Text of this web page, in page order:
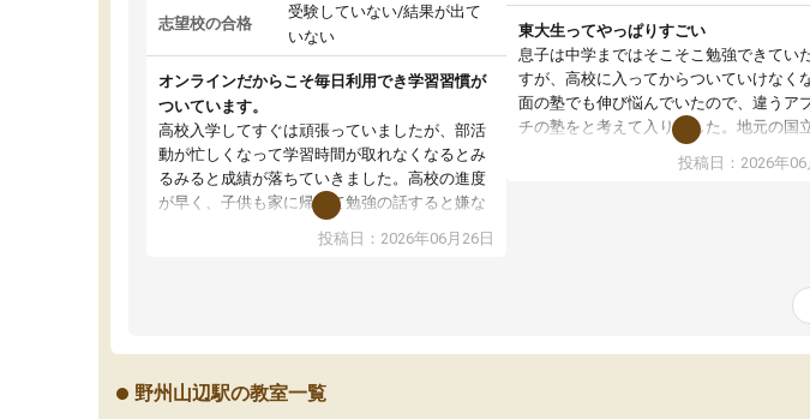
志望校の合格
受験していない/結果が出て
いない
オンラインだからこそ毎日利用でき学習習慣が
ついています。
高校入学してすぐは頑張っていましたが、部活
動が忙しくなって学習時間が取れなくなるとみ
るみると成績が落ちていきました。高校の進度
が早く、子供も家に帰って勉強の話すると嫌な
反応を示します。東大先生にお願いしてからは
効率的な計画を先生が立ててくれるので、親と
投稿日：2026年06月26日
東大生ってやっぱりすごい
息子は中学まではそこそこ勉強できてい
すが、高校に入ってからついていけなく
面の塾でも伸び悩んでいたので、違うア
チの塾をと考えて入りました。地元の国
望で、当初は模試でD判定でしたので心配
いたのですが、やはり東大生は受験勉強
投稿日：2026年06
野州山辺駅の教室一覧